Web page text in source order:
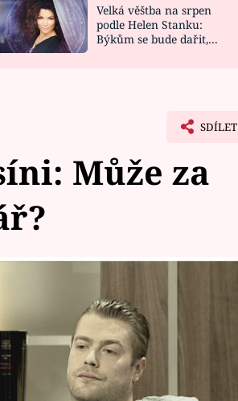
NOVINKY
VIDEORECEPTY
Velká věštba na srpen
podle Helen Stanku:
Býkům se bude dařit,
SDÍLET
Může za